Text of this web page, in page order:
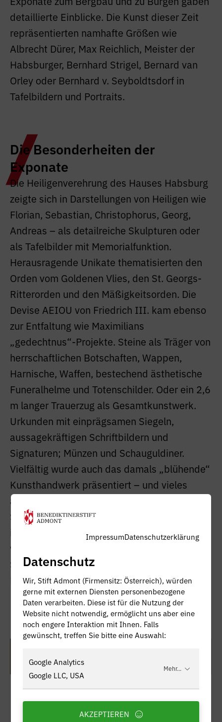
detaillierte Einblicke. Die Kunst dieser Zeit
repräsentierten namhafte Größen wie
Albrecht Dürer, Max Reichlich, Meister der
Habsburger, Bernhard Strigel, Bernard van
Orley oder Bernhard v. Seyboldtsdorf in
Tafelbildern und Portraits.
Die Besonderheiten der
Exponate
Die Heiligenverehrung des Hauses Habsburg
zeigte sich in Darstellungen von Heiligen wie
Florian, Sebastian, Christophorus, Georg,
Andreas – als detailreiche Skulpturen oder
als Tafelbilder mit Memorialfunktion.
Herausragende Unikate thematisierten den
Orden vom Goldenen Vlies, den St. Georgs-
Ritterorden und den Mäßigkeitsorden. Die
Devise AEIOU von Friedrich III. kam ebenso
zur Entfaltung wie Maximilians
„gedechtnus“-Projekte. Steine als Träger von
herrschaftlichen Botschaften, Wappen,
Harnische, Waffen, bestechend ästhetische
Funeralhelme und Totenschilder. Oder ein 2,6
m langer Trauerzug als Gesamtkunstwerk.
Urkunden mit einprägsamen Siegeln,
aussagekräftigen Schriftbildern und
Signaturen; Münzen und Schauguldiner.
Vielfältig wurde auch das damals „blühende“
Kunsthandwerk präsentiert – und vieles
andere mehr. Diese facettenreiche
Sonderschau war im neu adaptierten Bereich
im Gotik-Museum (Erdgeschoß) zu sehen und
weitete sich in den Handschriftenraum im 1.
Stock (gegenüber dem Zugang zur
Bibliothek) aus.
welcher im Klosterladen erhältlich ist!
ImpressumDatenschutzerklärung
Datenschutz
Wir, Stift Admont (Firmensitz: Österreich), würden
gerne mit externen Diensten personenbezogene
Daten verarbeiten. Diese ist für die Nutzung der
Website nicht notwendig, ermöglicht uns aber eine
noch engere Interaktion mit Ihnen. Falls
gewünscht, treffen Sie bitte eine Auswahl:
Google Analytics
Google LLC, USA
Mehr...
AKZEPTIEREN